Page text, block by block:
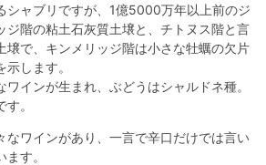
シャブリですが、1億5000万年以上前のジ
ジ階の粘土石灰質土壌と、チトヌス階と言
壌で、キンメリッジ階は小さな牡蠣の欠片
します。
インが生まれ、ぶどうはシャルドネ種。
。
なワインがあり、一言で辛口だけでは言い
す。